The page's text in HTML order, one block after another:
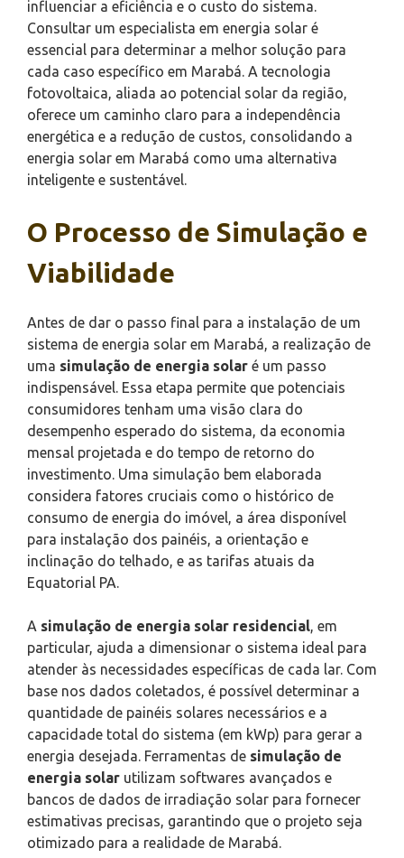
influenciar a eficiência e o custo do sistema.
Consultar um especialista em energia solar é
essencial para determinar a melhor solução para
cada caso específico em Marabá. A tecnologia
fotovoltaica, aliada ao potencial solar da região,
oferece um caminho claro para a independência
energética e a redução de custos, consolidando a
energia solar em Marabá como uma alternativa
inteligente e sustentável.
O Processo de Simulação e
Viabilidade
Antes de dar o passo final para a instalação de um
sistema de energia solar em Marabá, a realização de
uma simulação de energia solar é um passo
indispensável. Essa etapa permite que potenciais
consumidores tenham uma visão clara do
desempenho esperado do sistema, da economia
mensal projetada e do tempo de retorno do
investimento. Uma simulação bem elaborada
considera fatores cruciais como o histórico de
consumo de energia do imóvel, a área disponível
para instalação dos painéis, a orientação e
inclinação do telhado, e as tarifas atuais da
Equatorial PA.
A simulação de energia solar residencial , em
particular, ajuda a dimensionar o sistema ideal para
atender às necessidades específicas de cada lar. Com
base nos dados coletados, é possível determinar a
quantidade de painéis solares necessários e a
capacidade total do sistema (em kWp) para gerar a
energia desejada. Ferramentas de simulação de
energia solar utilizam softwares avançados e
bancos de dados de irradiação solar para fornecer
estimativas precisas, garantindo que o projeto seja
otimizado para a realidade de Marabá.